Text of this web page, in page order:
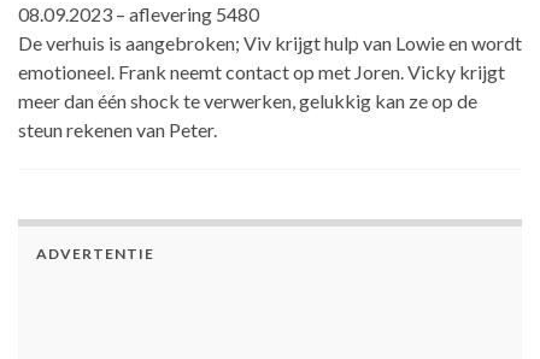
08.09.2023 – aflevering 5480
De verhuis is aangebroken; Viv krijgt hulp van Lowie en wordt
emotioneel. Frank neemt contact op met Joren. Vicky krijgt
meer dan één shock te verwerken, gelukkig kan ze op de
steun rekenen van Peter.
ADVERTENTIE